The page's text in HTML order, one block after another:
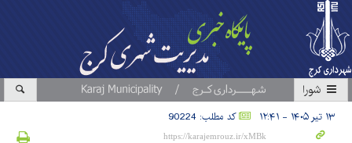
شورا
۱۳ تیر ۱۴۰۵ - ۱۲:۴۱ کد مطلب: 90224